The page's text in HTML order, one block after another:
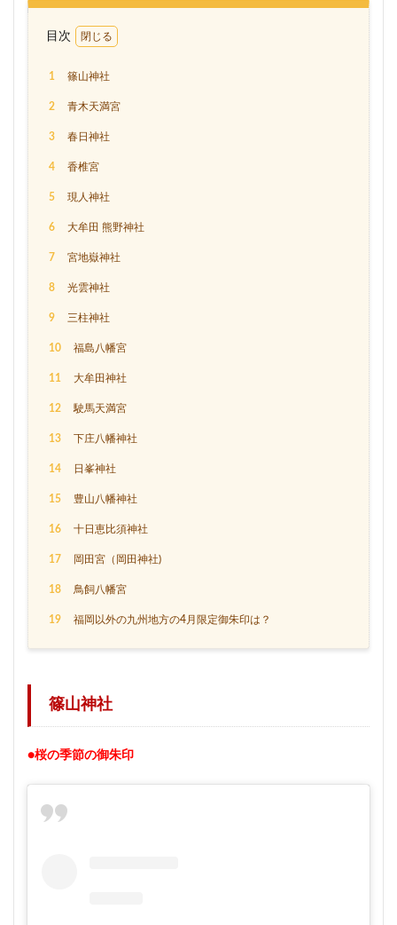
目次
1 篠山神社
2 青木天満宮
3 春日神社
4 香椎宮
5 現人神社
6 大牟田 熊野神社
7 宮地嶽神社
8 光雲神社
9 三柱神社
10 福島八幡宮
11 大牟田神社
12 駛馬天満宮
13 下庄八幡神社
14 日峯神社
15 豊山八幡神社
16 十日恵比須神社
17 岡田宮（岡田神社)
18 鳥飼八幡宮
19 福岡以外の九州地方の4月限定御朱印は？
篠山神社
●桜の季節の御朱印